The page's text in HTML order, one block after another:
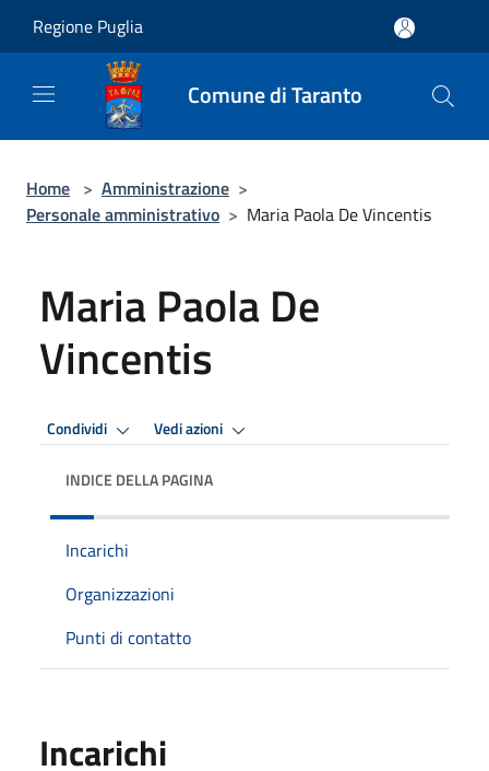
Regione Puglia
Comune di Taranto
Home > Amministrazione >
Personale amministrativo > Maria Paola De Vincentis
Maria Paola De
Vincentis
Condividi Vedi azioni
INDICE DELLA PAGINA
Incarichi
Organizzazioni
Punti di contatto
Incarichi